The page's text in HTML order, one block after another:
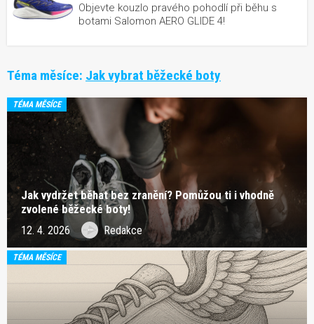
Objevte kouzlo pravého pohodlí při běhu s
botami Salomon AERO GLIDE 4!
Téma měsíce: Jak vybrat běžecké boty
TÉMA MĚSÍCE
Jak vydržet běhat bez zranění? Pomůžou ti i vhodně
zvolené běžecké boty!
12. 4. 2026 Redakce
TÉMA MĚSÍCE